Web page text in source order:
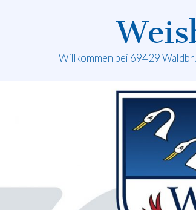
Willkommen bei 69429